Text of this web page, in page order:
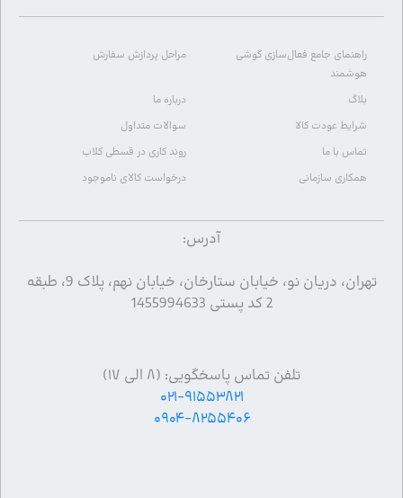
راهنمای جامع فعال‌سازی گوشی
هوشمند
مراحل پردازش سفارش
بلاگ
درباره ما
شرایط عودت کالا
سوالات متداول
تماس با ما
روند کاری در قسطی کلاب
همکاری سازمانی
درخواست کالای ناموجود
آدرس:
تهران، دریان نو، خیابان ستارخان، خیابان نهم، پلاک 9، طبقه
2 کد پستی 1455994633
تلفن تماس پاسخگویی: (۸ الی ۱۷)
۰۲۱-۹۱۵۵۳۸۲۱
۰۹۰۴-۸۲۵۵۴۰۶